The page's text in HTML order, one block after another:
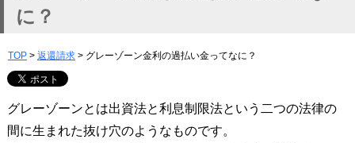
に？
TOP > 返還請求 > グレーゾーン金利の過払い金ってなに？
グレーゾーンとは出資法と利息制限法という二つの法律の
間に生まれた抜け穴のようなものです。